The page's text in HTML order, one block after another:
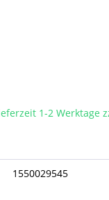
1-2 Werktage
1550029545